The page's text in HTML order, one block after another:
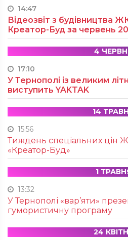
14:47
Відеозвіт з будівництва
Креатор-Буд за червень
4
17:10
У Тернополі із великим
виступить YAKTAK
14
15:56
Тиждень спеціальних цін
«Креатор-Буд»
1
13:32
У Тернополі «вар’яти»
гумористичну програму
24